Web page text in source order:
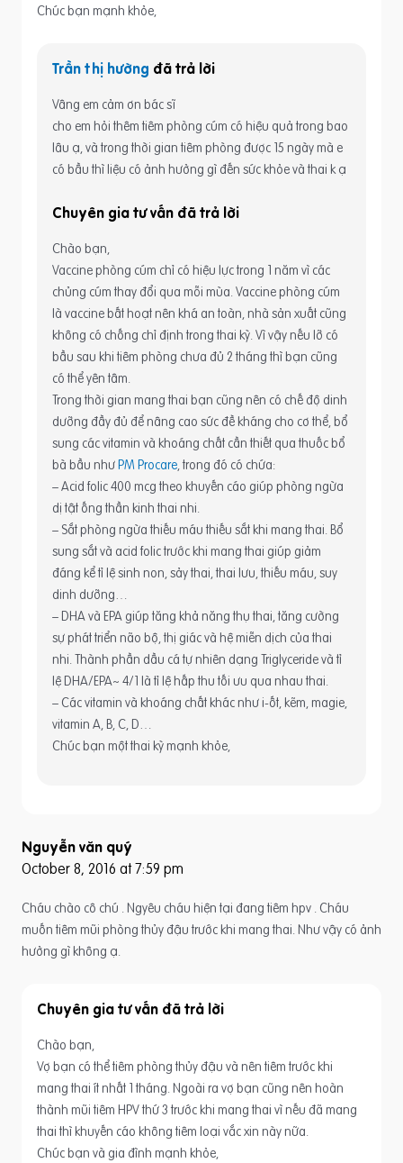
Chúc bạn mạnh khỏe,
Trần thị hường
Vâng em cảm ơn bác sĩ
cho em hỏi thêm tiêm phòng cúm có hiệu quả trong bao
lâu ạ, và trong thời gian tiêm phòng được 15 ngày mà e
có bầu thì liệu có ảnh hưởng gì đến sức khỏe và thai k ạ
Chuyên gia tư vấn
Chào bạn,
Vaccine phòng cúm chỉ có hiệu lực trong 1 năm vì các
chủng cúm thay đổi qua mỗi mùa. Vaccine phòng cúm
là vaccine bất hoạt nên khá an toàn, nhà sản xuất cũng
không có chống chỉ định trong thai kỳ. Vì vậy nếu lỡ có
bầu sau khi tiêm phòng chưa đủ 2 tháng thì bạn cũng
có thể yên tâm.
Trong thời gian mang thai bạn cũng nên có chế độ dinh
dưỡng đầy đủ để nâng cao sức đề kháng cho cơ thể, bổ
sung các vitamin và khoáng chất cần thiết qua thuốc bổ
bà bầu nhưPM Procare, trong đó có chứa:
– Acid folic 400 mcg theo khuyến cáo giúp phòng ngừa
dị tật ống thần kinh thai nhi.
– Sắt phòng ngừa thiếu máu thiếu sắt khi mang thai. Bổ
sung sắt và acid folic trước khi mang thai giúp giảm
đáng kể tỉ lệ sinh non, sảy thai, thai lưu, thiếu máu, suy
dinh dưỡng…
– DHA và EPA giúp tăng khả năng thụ thai, tăng cường
sự phát triển não bộ, thị giác và hệ miễn dịch của thai
nhi. Thành phần dầu cá tự nhiên dạng Triglyceride và tỉ
lệ DHA/EPA~ 4/1 là tỉ lệ hấp thu tối ưu qua nhau thai.
– Các vitamin và khoáng chất khác như i-ốt, kẽm, magie,
vitamin A, B, C, D…
Chúc bạn một thai kỳ mạnh khỏe,
Nguyễn văn quý
October 8, 2016 at 7:59 pm
Cháu chào cô chú . Ngyêu cháu hiện tại đang tiêm hpv . Cháu
muốn tiêm mũi phòng thủy đậu trước khi mang thai. Như vậy có ảnh
hưởng gì không ạ.
Chuyên gia tư vấn
Chào bạn,
Vợ bạn có thể tiêm phòng thủy đậu và nên tiêm trước khi
mang thai ít nhất 1 tháng. Ngoài ra vợ bạn cũng nên hoàn
thành mũi tiêm HPV thứ 3 trước khi mang thai vì nếu đã mang
thai thì khuyến cáo không tiêm loại vắc xin này nữa.
Chúc bạn và gia đình mạnh khỏe,